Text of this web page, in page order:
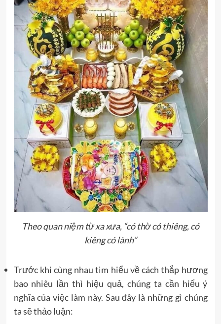
Theo quan niệm từ xa xưa, “có thờ có thiêng, có
kiêng có lành”
Trước khi cùng nhau tìm hiểu về cách thắp hương
bao nhiêu lần thì hiệu quả, chúng ta cần hiểu ý
nghĩa của việc làm này. Sau đây là những gì chúng
ta sẽ thảo luận: